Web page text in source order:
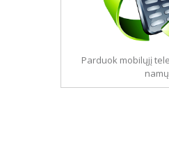
Parduok mobilųjį